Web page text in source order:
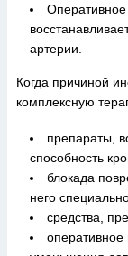
Оперативное
артерии.
Когда причиной
комплексную
препараты,
способность
блокада
него
средства,
оперативное